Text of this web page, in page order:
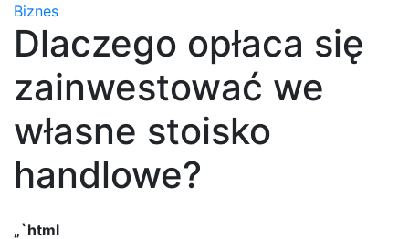
Biznes
Dlaczego opłaca się
zainwestować we
własne stoisko
handlowe?
„`html